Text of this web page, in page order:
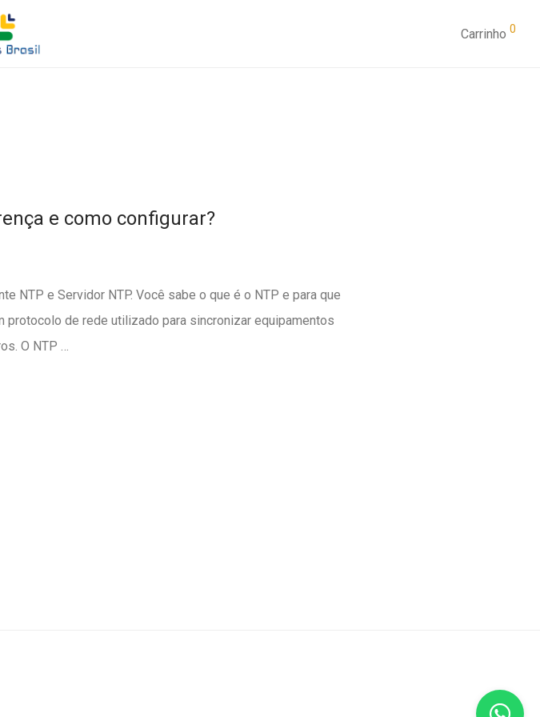
Carrinho 0
e como configurar?
NTP e Servidor NTP. Você sabe o que é o NTP e para que
protocolo de rede utilizado para sincronizar equipamentos
O NTP …